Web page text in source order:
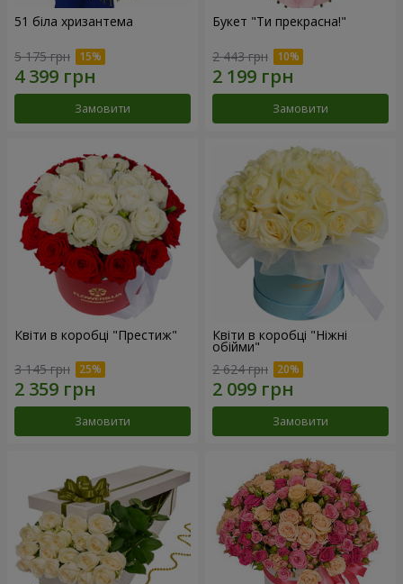
51 біла хризантема
5 175 грн
Замовити
Букет "Ти прекрасна!"
2 443 грн
Замовити
Квіти в коробці "Престиж"
3 145 грн
Замовити
Квіти в коробці "Ніжні
обійми"
2 624 грн
Замовити